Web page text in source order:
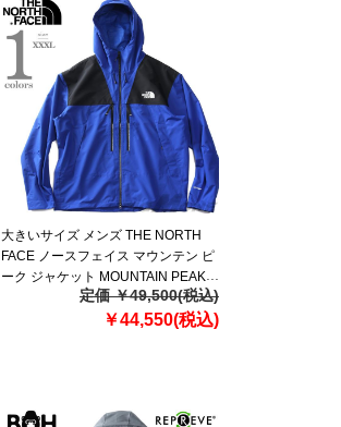
大きいサイズ メンズ THE NORTH
FACE ノースフェイス マウンテン ピ
ーク ジャケット MOUNTAIN PEAK
JACKET USA直輸入 nj2hq01d
定価 ￥49,500(税込)
￥44,550(税込)